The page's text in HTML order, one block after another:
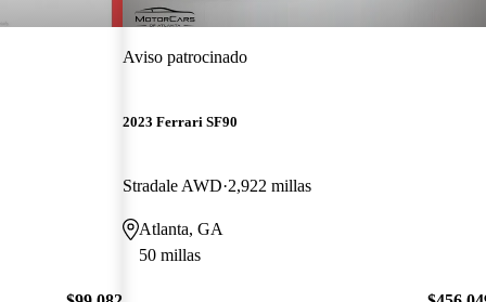
Aviso patrocinado
2023 Ferrari SF90
Stradale AWD 2,922 millas
Atlanta, GA
50 millas